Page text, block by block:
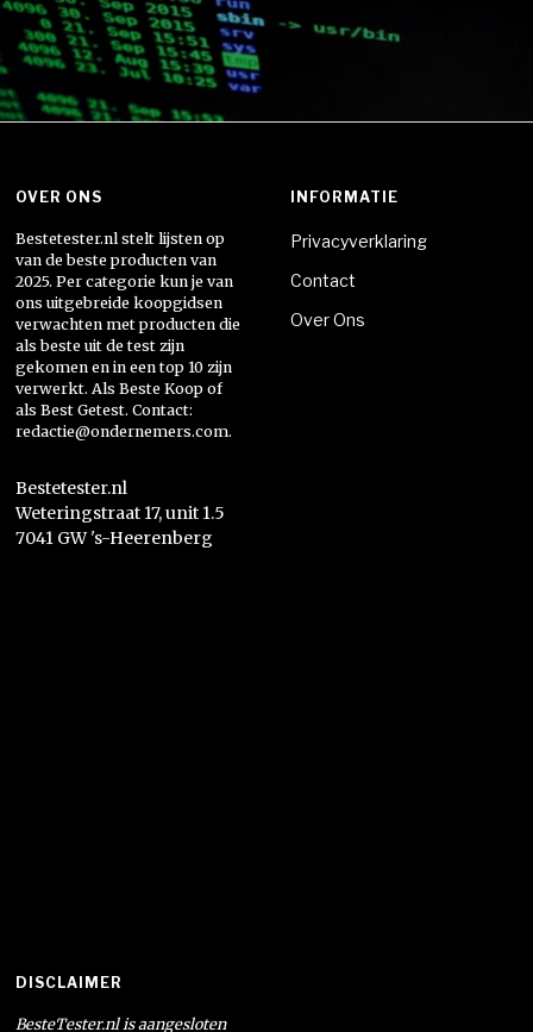
OVER ONS
Bestetester.nl stelt lijsten op
van de beste producten van
2025. Per categorie kun je van
ons uitgebreide koopgidsen
verwachten met producten die
als beste uit de test zijn
gekomen en in een top 10 zijn
verwerkt. Als Beste Koop of
als Best Getest. Contact:
redactie@ondernemers.com.
Bestetester.nl
Weteringstraat 17, unit 1.5
7041 GW 's-Heerenberg
INFORMATIE
Privacyverklaring
Contact
Over Ons
DISCLAIMER
BesteTester.nl is aangesloten